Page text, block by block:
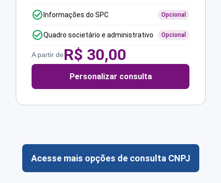
Informações do SPC Opcional
Quadro societário e administrativo Opcional
A partir deR$ 30,00
Personalizar consulta
Acesse mais opções de consulta CNPJ